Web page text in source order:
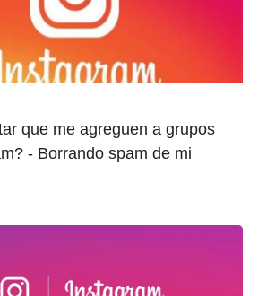
que me agreguen a grupos
- Borrando spam de mi